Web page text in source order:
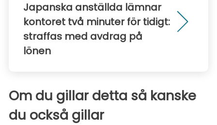
Japanska anställda lämnar
kontoret två minuter för tidigt:
straffas med avdrag på
lönen
Om du gillar detta så kanske
du också gillar